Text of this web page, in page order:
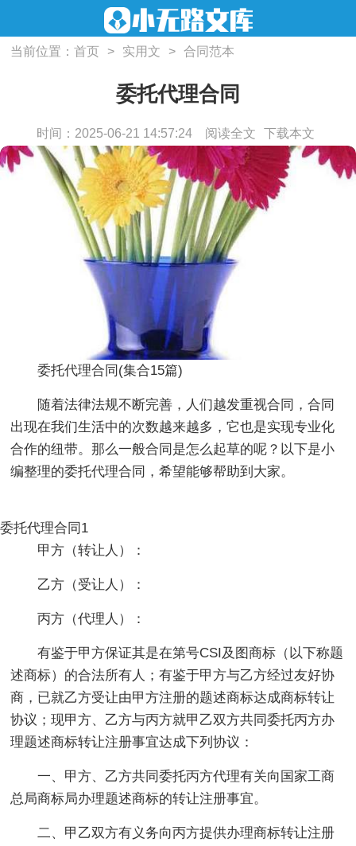
当前位置：首页 > 实用文 > 合同范本
委托代理合同
时间：2025-06-21 14:57:24 阅读全文 下载本文
委托代理合同(集合15篇)
随着法律法规不断完善，人们越发重视合同，合同
出现在我们生活中的次数越来越多，它也是实现专业化
合作的纽带。那么一般合同是怎么起草的呢？以下是小
编整理的委托代理合同，希望能够帮助到大家。
委托代理合同1
甲方（转让人）：
乙方（受让人）：
丙方（代理人）：
有鉴于甲方保证其是在第号CSI及图商标（以下称题
述商标）的合法所有人；有鉴于甲方与乙方经过友好协
商，已就乙方受让由甲方注册的题述商标达成商标转让
协议；现甲方、乙方与丙方就甲乙双方共同委托丙方办
理题述商标转让注册事宜达成下列协议：
一、甲方、乙方共同委托丙方代理有关向国家工商
总局商标局办理题述商标的转让注册事宜。
二、甲乙双方有义务向丙方提供办理商标转让注册